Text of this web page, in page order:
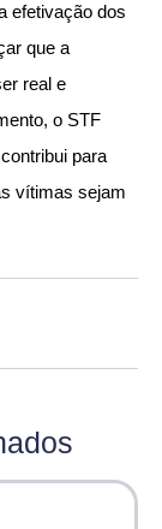
efetivação dos
que a
real e
o STF
para
vítimas sejam